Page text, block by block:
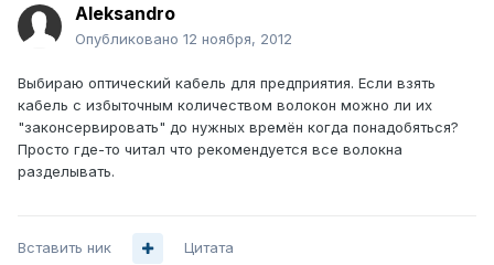
Aleksandro
Опубликовано 12 ноября, 2012
Выбираю оптический кабель для предприятия. Если взять
кабель с избыточным количеством волокон можно ли их
"законсервировать" до нужных времён когда понадобяться?
Просто где-то читал что рекомендуется все волокна
разделывать.
Вставить ник Цитата